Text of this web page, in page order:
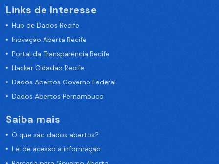
Links de Interesse
Hub de Dados Recife
Inovação Aberta Recife
Portal da Transparência Recife
Hacker Cidadão Recife
Dados Abertos Governo Federal
Dados Abertos Pernambuco
Saiba mais
O que são dados abertos?
Lei de acesso a informação